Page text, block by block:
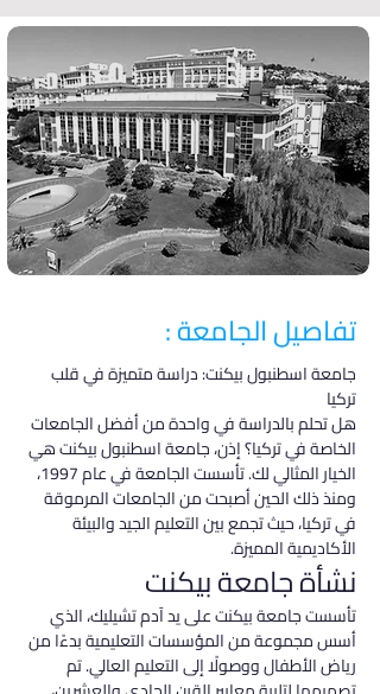
تفاصيل الجامعة :
جامعة اسطنبول بيكنت: دراسة متميزة في قلب
تركيا
هل تحلم بالدراسة في واحدة من أفضل الجامعات
الخاصة في تركيا؟ إذن، جامعة اسطنبول بيكنت هي
الخيار المثالي لك. تأسست الجامعة في عام 1997،
ومنذ ذلك الحين أصبحت من الجامعات المرموقة
في تركيا، حيث تجمع بين التعليم الجيد والبيئة
الأكاديمية المميزة.
نشأة جامعة بيكنت
تأسست جامعة بيكنت على يد آدم تشيليك، الذي
أسس مجموعة من المؤسسات التعليمية بدءًا من
رياض الأطفال ووصولًا إلى التعليم العالي. تم